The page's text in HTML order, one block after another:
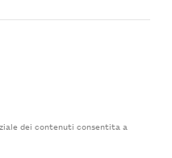
dei contenuti consentita a